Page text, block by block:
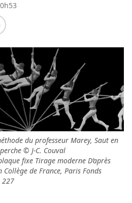
sur LinkedIn
par E-mail
du professeur Marey, Saut en
© J-C. Couval
fixe Tirage moderne D’après
de France, Paris Fonds
227